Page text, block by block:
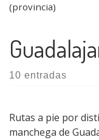
(provincia)
10 entradas
Rutas a pie por
manchega de